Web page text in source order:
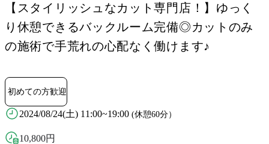
【スタイリッシュなカット専門店！】ゆっく
り休憩できるバックルーム完備◎カットのみ
の施術で手荒れの心配なく働けます♪
初めての方歓迎
2024/08/24(土) 11:00~19:00 (休憩60分）
10,800円